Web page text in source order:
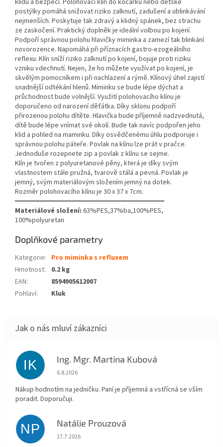
postýlky pomáhá snižovat riziko zalknutí, zadušení a ublinkávání
nejmenších. Poskytuje tak zdravý a klidný spánek, bez strachu
ze zaskočení. Praktický doplněk je ideální volbou po kojení.
Podpoří správnou polohu hlavičky miminka a zamezí tak blinkání
novorozence. Napomáhá při příznacích gastro-ezogeálního
reflexu. Klín sníží riziko zalknutí po kojení, bojuje proti riziku
vzniku vdechnutí. Nejen, že ho můžete využívat po kojení, je
skvělým pomocníkem i při nachlazení a rýmě. Klínový úhel zajistí
snadnější odtékání hlenů. Miminku se bude lépe dýchat a
průchodnost bude volnější. Využití polohovacího klínu je
doporučeno od narození děťátka. Díky sklonu podpoří
přirozenou polohu dítěte. Hlavička bude příjemně nadzvednutá,
dítě bude lépe vnímat své okolí. Bude tak navíc podpořen jeho
klid a pohled na maminku. Díky osvědčenému úhlu podporuje i
správnou polohu páteře. Povlak na klínu lze prát v pračce.
Jednoduše rozepnete zip a povlak z klínu se sejme.
Klín je tvořen z polyuretanové pěny, která je díky svým
vlastnostem stále pružná, tvarově stálá a pevná. Povlak je
jemný, svým materiálovým složením jemný na dotek.
Rozměr polohovacího klínu je 30 x 37 x 7cm.
══════════════════════════════
Materiálové složení: 63%PES,37%ba,100%PES,
100%polyuretan
Doplňkové parametry
Kategorie: Pro miminka s refluxem
Hmotnost:
0.2 kg
EAN:
8594905612007
Pohlaví: Kluk
IK Ing. Mgr. Martina Kubová
Hodnocení obchodu je 5 z 5 hvězdiček.
6.8.2026
Nákup hodnotím na jedničku. Paní je příjemná a vstřícná se vším
poradit. Doporučuji.
NP Natálie Prouzová
Hodnocení obchodu je 5 z 5 hvězdiček.
17.7.2026